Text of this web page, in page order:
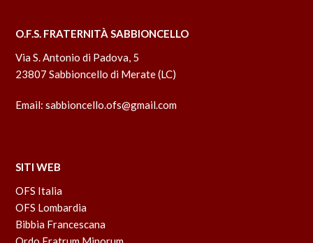
O.F.S. FRATERNITÀ SABBIONCELLO
Via S. Antonio di Padova, 5
23807 Sabbioncello di Merate (LC)
Email:sabbioncello.ofs@gmail.com
SITI WEB
OFS Italia
OFS Lombardia
Bibbia Francescana